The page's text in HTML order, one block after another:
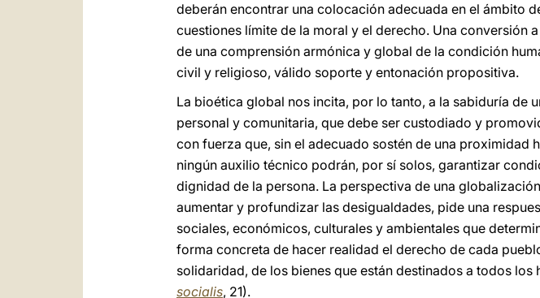
deberán encontrar una colocación adecuada en el ámbito
cuestiones límite de la moral y el derecho. Una conversión
de una comprensión armónica y global de la condición
civil y religioso, válido soporte y entonación propositiva.
La bioética global nos incita, por lo tanto, a la sabiduría
personal y comunitaria, que debe ser custodiado y
con fuerza que, sin el adecuado sostén de una proximidad
ningún auxilio técnico podrán, por sí solos, garantizar
dignidad de la persona. La perspectiva de una
aumentar y profundizar las desigualdades, pide una
sociales, económicos, culturales y ambientales que
forma concreta de hacer realidad el derecho de cada
solidaridad, de los bienes que están destinados a todos los
socialis, 21).